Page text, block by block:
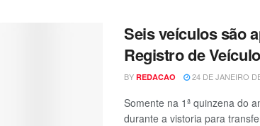
Seis veículos são
Registro de
BY REDACAO 24 DE JANEIRO
Somente na 1ª quinzena do
durante a vistoria para